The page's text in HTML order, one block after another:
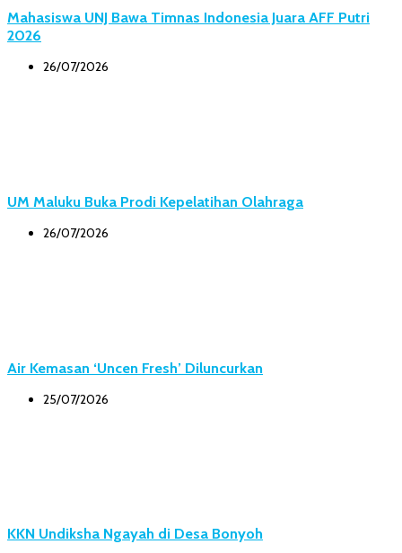
Mahasiswa UNJ Bawa Timnas Indonesia Juara AFF Putri
2026
26/07/2026
UM Maluku Buka Prodi Kepelatihan Olahraga
26/07/2026
Air Kemasan ‘Uncen Fresh’ Diluncurkan
25/07/2026
KKN Undiksha Ngayah di Desa Bonyoh